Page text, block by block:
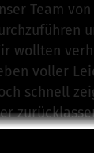
Team von
wollten
voller
schnell
vielen